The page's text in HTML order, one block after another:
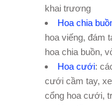
khai trương
Hoa chia
hoa viếng, đám
hoa chia buồn,
Hoa cưới:
cưới cầm tay,
cổng hoa cưới,